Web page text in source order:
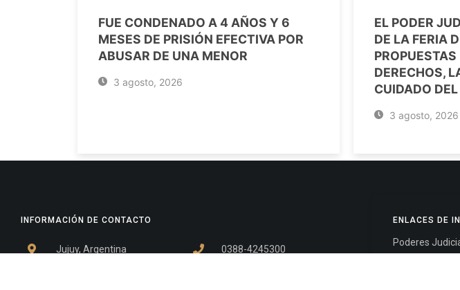
FUE CONDENADO A 4 AÑOS Y 6
MESES DE PRISIÓN EFECTIVA POR
ABUSAR DE UNA MENOR
3 agosto, 2026
EL PODER
DE LA FERIA
DERECHOS,
CUIDADO
3 agosto, 2026
INFORMACIÓN DE CONTACTO
Jujuy, Argentina
0388-4245300
ENLACES DE
Poderes